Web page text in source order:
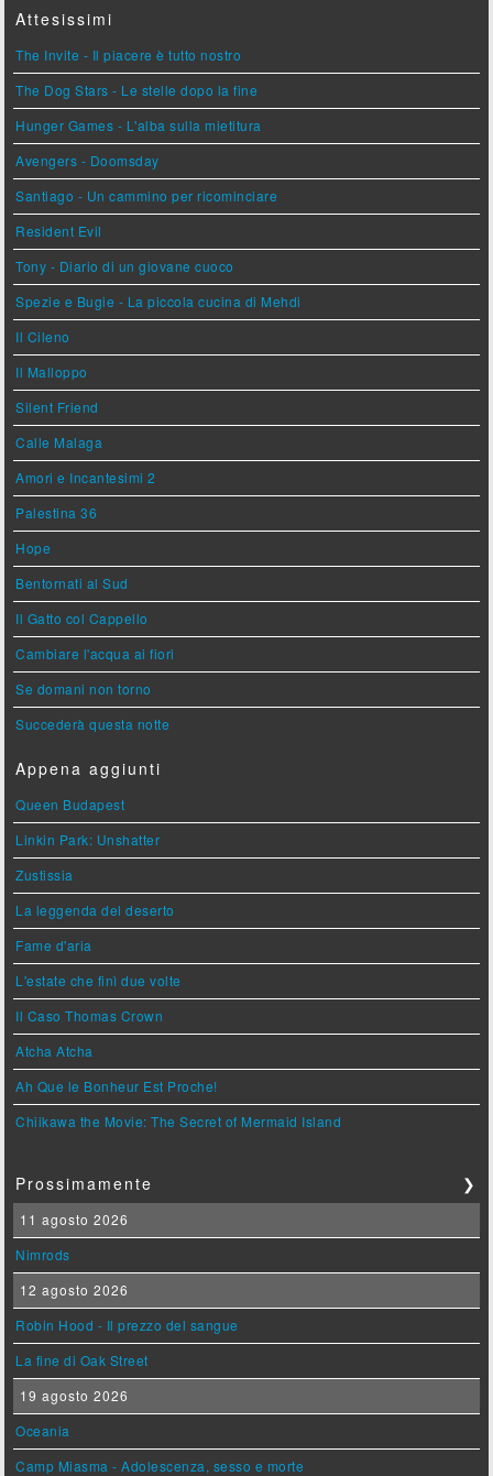
Attesissimi
The Invite - Il piacere è tutto nostro
The Dog Stars - Le stelle dopo la fine
Hunger Games - L'alba sulla mietitura
Avengers - Doomsday
Santiago - Un cammino per ricominciare
Resident Evil
Tony - Diario di un giovane cuoco
Spezie e Bugie - La piccola cucina di Mehdi
Il Cileno
Il Malloppo
Silent Friend
Calle Malaga
Amori e Incantesimi 2
Palestina 36
Hope
Bentornati al Sud
Il Gatto col Cappello
Cambiare l'acqua ai fiori
Se domani non torno
Succederà questa notte
Appena aggiunti
Queen Budapest
Linkin Park: Unshatter
Zustissia
La leggenda del deserto
Fame d'aria
L'estate che finì due volte
Il Caso Thomas Crown
Atcha Atcha
Ah Que le Bonheur Est Proche!
Chiikawa the Movie: The Secret of Mermaid Island
Prossimamente ❯
11 agosto 2026
Nimrods
12 agosto 2026
Robin Hood - Il prezzo del sangue
La fine di Oak Street
19 agosto 2026
Oceania
Camp Miasma - Adolescenza, sesso e morte